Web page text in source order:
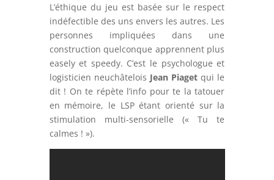
L’éthique du jeu est basée sur le respect
indéfectible des uns envers les autres. Les
personnes impliquées dans une
construction quelconque apprennent plus
easely et speedy. C’est le psychologue et
logisticien neuchâtelois Jean Piaget qui le
dit ! On te répète l’info pour te la tatouer
en mémoire, le LSP étant orienté sur la
stimulation multi-sensorielle (« Tu te
calmes ! »).